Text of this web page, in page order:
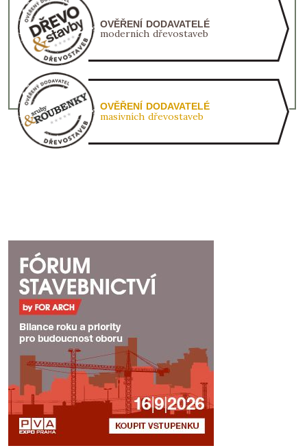
OVĚŘENÍ DODAVATELÉ
moderních dřevostaveb
OVĚŘENÍ DODAVATELÉ
masivních dřevostaveb